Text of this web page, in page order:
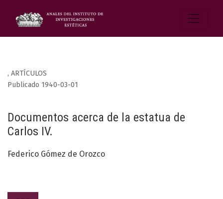
, ARTÍCULOS
Documentos acerca de la estatua de
Carlos IV.
Publicado 1940-03-01
Federico Gómez de Orozco